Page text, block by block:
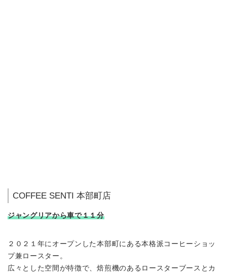
COFFEE SENTI 本部町店
ジャングリアから車で１１分
２０２１年にオープンした本部町にある本格派コーヒーショッ
プ兼ロースター。
広々とした空間が特徴で、焙煎機のあるロースターブースとカ